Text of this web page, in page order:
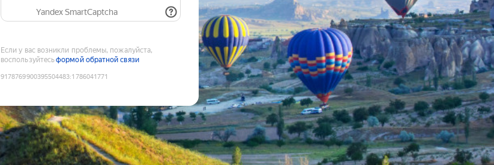
Yandex SmartCaptcha
Если у вас возникли проблемы, пожалуйста,
воспользуйтесьформой обратной связи
9178769900395504483:1786041771